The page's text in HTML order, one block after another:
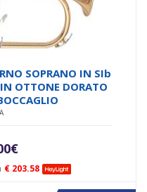
€ 203.58
SOPRANO IN SIb
OTTONE DORATO
€